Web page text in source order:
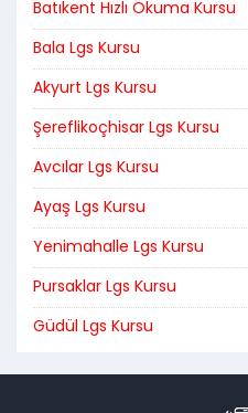
Batıkent Hızlı Okuma Kursu
Bala Lgs Kursu
Akyurt Lgs Kursu
Şereflikoçhisar Lgs Kursu
Avcılar Lgs Kursu
Ayaş Lgs Kursu
Yenimahalle Lgs Kursu
Pursaklar Lgs Kursu
Güdül Lgs Kursu